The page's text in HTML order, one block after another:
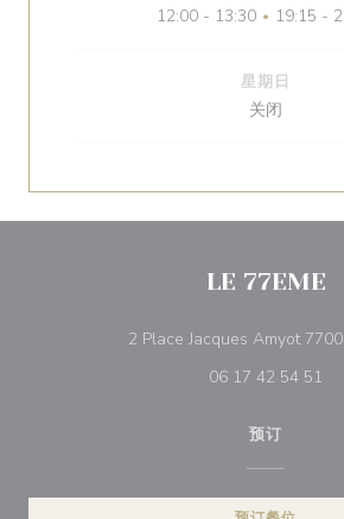
12:00 - 13:30 • 19:15 -
星期日
关闭
LE 77EME
2 Place Jacques Amyot
06 17 42 54 51
预订